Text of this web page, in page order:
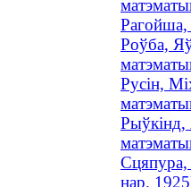
Рагойша,
Роўба,
Русін,
Рыўкінд,
Сцяпура,
нар.